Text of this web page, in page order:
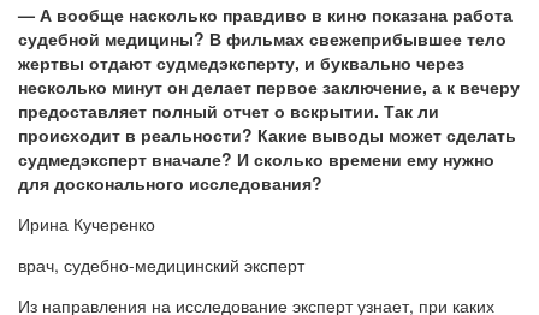
— А вообще насколько правдиво в кино показана работа
судебной медицины? В фильмах свежеприбывшее тело
жертвы отдают судмедэксперту, и буквально через
несколько минут он делает первое заключение, а к вечеру
предоставляет полный отчет о вскрытии. Так ли
происходит в реальности? Какие выводы может сделать
судмедэксперт вначале? И сколько времени ему нужно
для досконального исследования?
Ирина Кучеренко
врач, судебно-медицинский эксперт
Из направления на исследование эксперт узнает, при каких